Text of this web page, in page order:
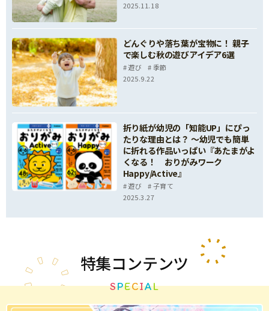
2025.11.18
どんぐりや落ち葉が宝物に！ 親子
で楽しむ秋の遊びアイデア6選
遊び
季節
2025.9.22
折り紙が幼児の「知能UP」にぴっ
たりな理由とは？ ～幼児でも簡単
に折れる作品いっぱい『あたまがよ
くなる！ おりがみワーク
Happy/Active』
遊び
子育て
2025.3.27
特集コンテンツ
SPECIAL